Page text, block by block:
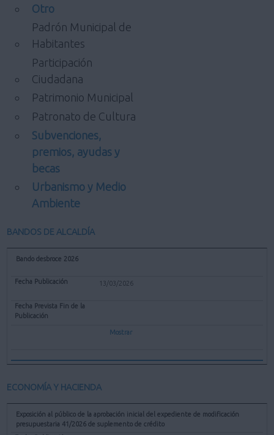
Otro
Padrón Municipal de
Habitantes
Participación
Ciudadana
Patrimonio Municipal
Patronato de Cultura
Subvenciones,
premios, ayudas y
becas
Urbanismo y Medio
Ambiente
BANDOS DE ALCALDÍA
Bando desbroce 2026
13/03/2026
Mostrar
ECONOMÍA Y HACIENDA
Exposición al público de la aprobación inicial del expediente de modificación
presupuestaria 41/2026 de suplemento de crédito